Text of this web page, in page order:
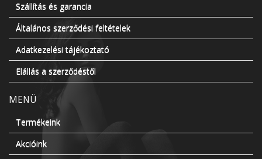
Szállítás és garancia
Általános szerződési feltételek
Adatkezelési tájékoztató
Elállás a szerződéstől
MENÜ
Termékeink
Akcióink